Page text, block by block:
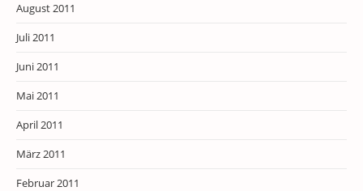
August 2011
Juli 2011
Juni 2011
Mai 2011
April 2011
März 2011
Februar 2011